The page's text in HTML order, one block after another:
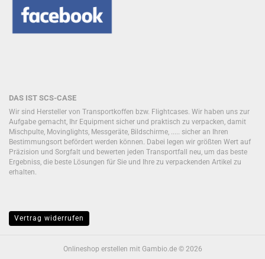
DAS IST SCS-CASE
Wir sind Hersteller von Transportkoffen bzw. Flightcases. Wir haben uns zur
Aufgabe gemacht, Ihr Equipment sicher und praktisch zu verpacken, damit
Mischpulte, Movinglights, Messgeräte, Bildschirme, ..... sicher an Ihren
Bestimmungsort befördert werden können. Dabei legen wir größten Wert auf
Präzision und Sorgfalt und bewerten jeden Transportfall neu, um das beste
Ergebniss, die beste Lösungen für Sie und Ihre zu verpackenden Artikel zu
erhalten.
Vertrag widerrufen
Onlineshop erstellen mit Gambio.de © 2026